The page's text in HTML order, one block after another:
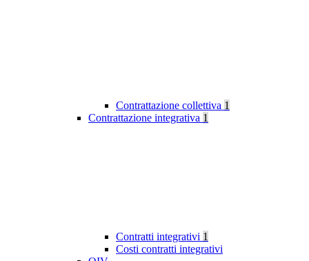
Contrattazione collettiva 1
Contrattazione integrativa 1
Contratti integrativi 1
Costi contratti integrativi